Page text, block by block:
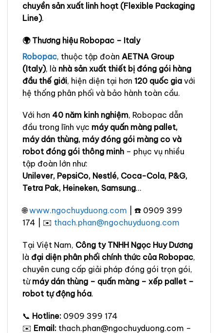
chuyền sản xuất linh hoạt (Flexible Packaging
Line).
🌍 Thương hiệu Robopac – Italy
Robopac, thuộc tập đoàn AETNA Group
(Italy), là nhà sản xuất thiết bị đóng gói hàng
đầu thế giới, hiện diện tại hơn 120 quốc gia với
hệ thống phân phối và bảo hành toàn cầu.
Với hơn 40 năm kinh nghiệm, Robopac dẫn
đầu trong lĩnh vực máy quấn màng pallet,
máy dán thùng, máy đóng gói màng co và
robot đóng gói thông minh – phục vụ nhiều
tập đoàn lớn như:
Unilever, PepsiCo, Nestlé, Coca-Cola, P&G,
Tetra Pak, Heineken, Samsung…
🌐www.ngochuyduong.com | ☎️ 0909 399
174 | ✉️ thach.phan@ngochuyduong.com
Tại Việt Nam, Công ty TNHH Ngọc Huy Dương
là đại diện phân phối chính thức của Robopac,
chuyên cung cấp giải pháp đóng gói trọn gói,
từ máy dán thùng – quấn màng – xếp pallet –
robot tự động hóa.
📞 Hotline: 0909 399 174
✉️ Email: thach.phan@ngochuyduong.com –